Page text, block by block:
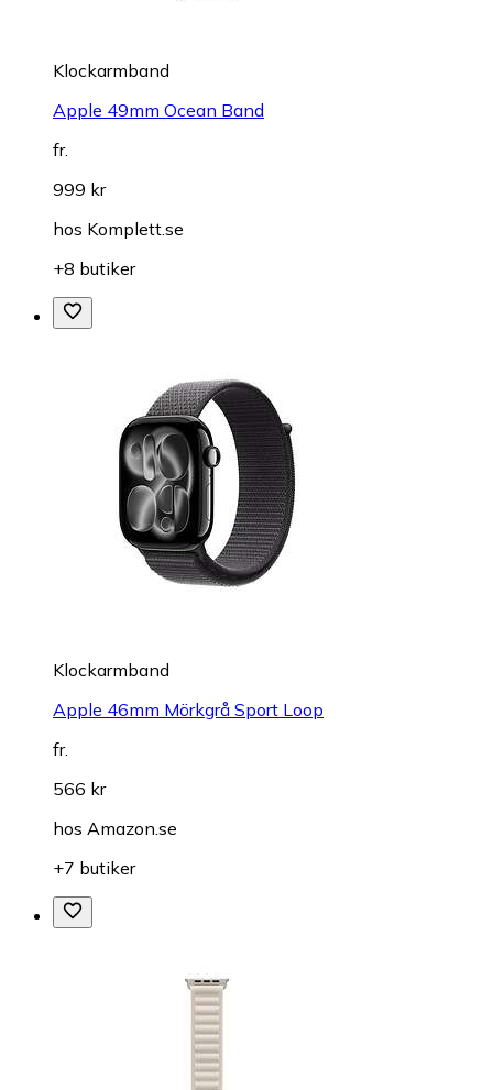
Klockarmband
Apple 49mm Ocean Band
fr.
999 kr
hos Komplett.se
+8 butiker
Klockarmband
Apple 46mm Mörkgrå Sport Loop
fr.
566 kr
hos Amazon.se
+7 butiker